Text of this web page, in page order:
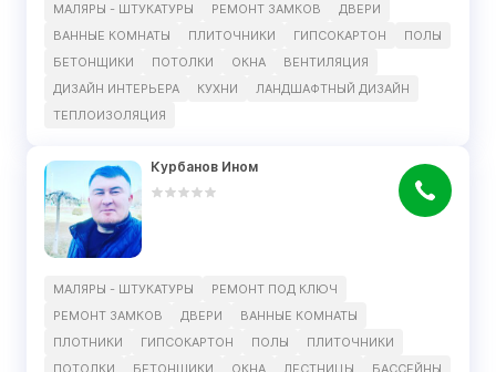
МАЛЯРЫ - ШТУКАТУРЫ
РЕМОНТ ЗАМКОВ
ДВЕРИ
ВАННЫЕ КОМНАТЫ
ПЛИТОЧНИКИ ГИПСОКАРТОН
ПОЛЫ
БЕТОНЩИКИ
ПОТОЛКИ ОКНА
ВЕНТИЛЯЦИЯ
ДИЗАЙН ИНТЕРЬЕРА
КУХНИ
ЛАНДШАФТНЫЙ ДИЗАЙН
ТЕПЛОИЗОЛЯЦИЯ
Курбанов Ином
МАЛЯРЫ - ШТУКАТУРЫ
РЕМОНТ ПОД КЛЮЧ
РЕМОНТ ЗАМКОВ
ДВЕРИ
ВАННЫЕ КОМНАТЫ
ПЛОТНИКИ
ГИПСОКАРТОН ПОЛЫ
ПЛИТОЧНИКИ
ПОТОЛКИ
БЕТОНЩИКИ ОКНА ЛЕСТНИЦЫ
БАССЕЙНЫ